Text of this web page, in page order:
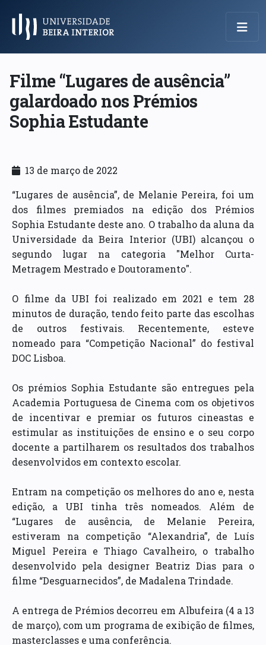
Menu Principal
Filme “Lugares de ausência”
galardoado nos Prémios
Sophia Estudante
13 de março de 2022
“Lugares de ausência”, de Melanie Pereira, foi um
dos filmes premiados na edição dos Prémios
Sophia Estudante deste ano. O trabalho da aluna da
Universidade da Beira Interior (UBI) alcançou o
segundo lugar na categoria "Melhor Curta-
Metragem Mestrado e Doutoramento".
O filme da UBI foi realizado em 2021 e tem 28
minutos de duração, tendo feito parte das escolhas
de outros festivais. Recentemente, esteve
nomeado para “Competição Nacional” do festival
DOC Lisboa.
Os prémios Sophia Estudante são entregues pela
Academia Portuguesa de Cinema com os objetivos
de incentivar e premiar os futuros cineastas e
estimular as instituições de ensino e o seu corpo
docente a partilharem os resultados dos trabalhos
desenvolvidos em contexto escolar.
Entram na competição os melhores do ano e, nesta
edição, a UBI tinha três nomeados. Além de
“Lugares de ausência, de Melanie Pereira,
estiveram na competição “Alexandria”, de Luís
Miguel Pereira e Thiago Cavalheiro, o trabalho
desenvolvido pela designer Beatriz Dias para o
filme “Desguarnecidos”, de Madalena Trindade.
A entrega de Prémios decorreu em Albufeira (4 a 13
de março), com um programa de exibição de filmes,
masterclasses e uma conferência.